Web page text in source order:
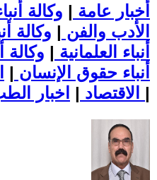
أخبار عامة | وكالة
الأدب والفن | وكالة
أنباء العلمانية | وكالة
أنباء حقوق الإنسان |
الاقتصاد | |